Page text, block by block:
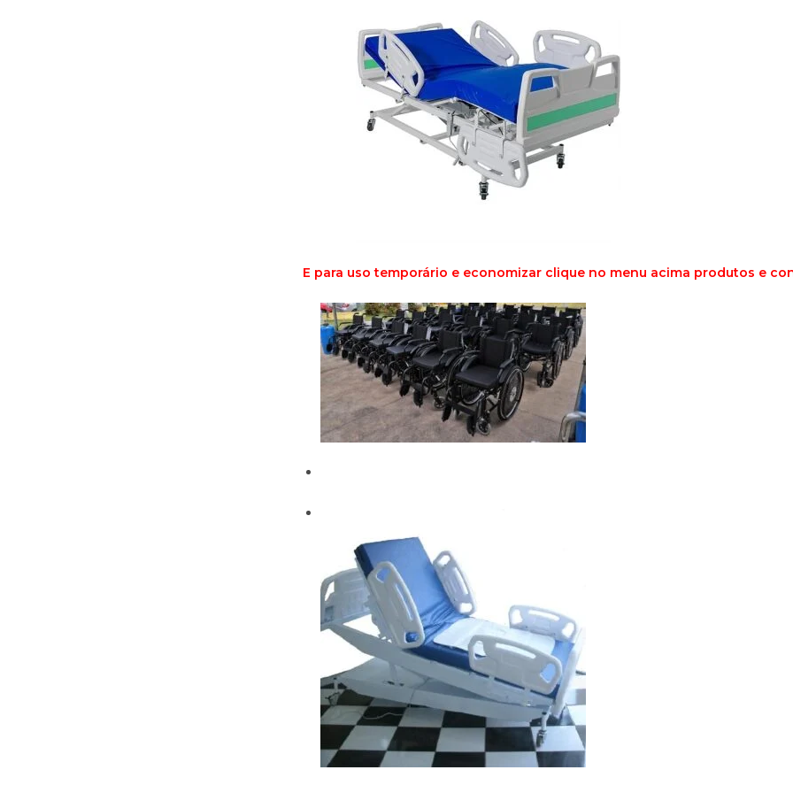
E para uso temporário e economizar clique no menu acima produtos e